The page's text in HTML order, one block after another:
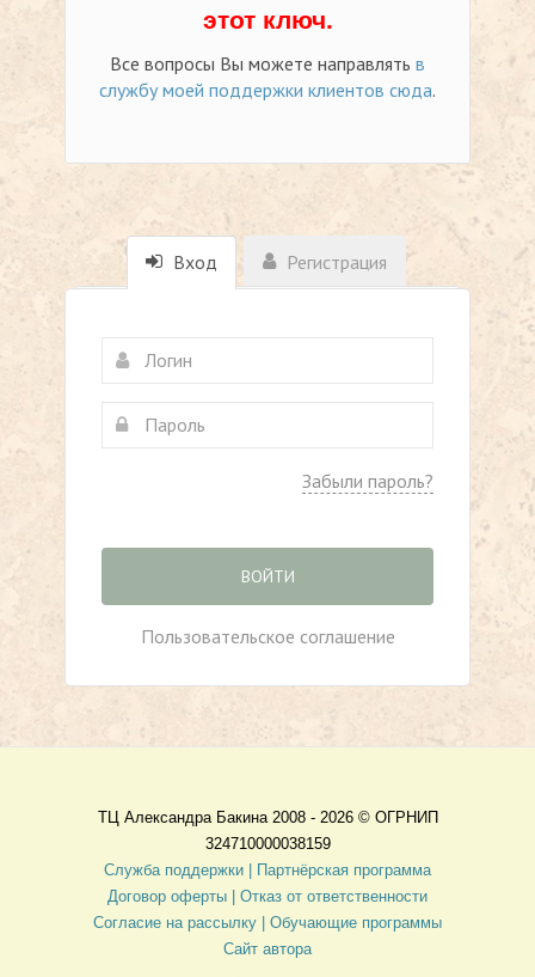
этот ключ.
Все вопросы Вы можете направлять в
службу моей поддержки клиентов сюда.
Вход Регистрация
Забыли пароль?
ВОЙТИ
Пользовательское соглашение
ТЦ Александра Бакина 2008 - 2026 © ОГРНИП
324710000038159
Служба поддержки |
Партнёрская программа
Договор оферты
| Отказ от ответственности
Согласие на рассылку | Обучающие программы
Сайт автора